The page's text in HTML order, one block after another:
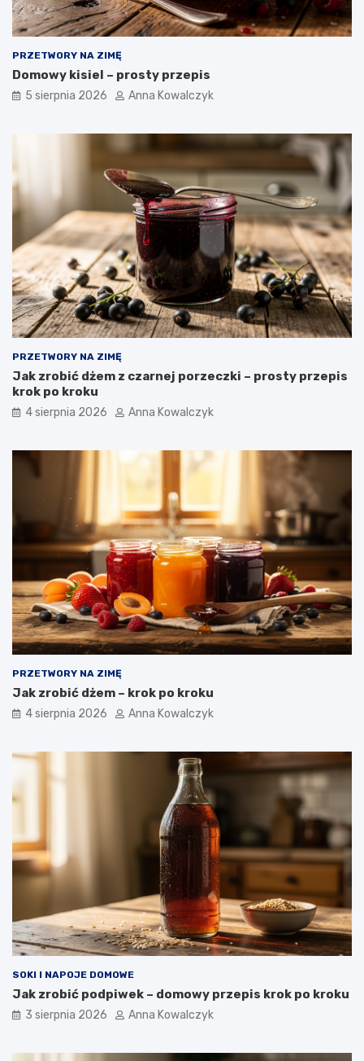
PRZETWORY NA ZIMĘ
Domowy kisiel – prosty przepis
5 sierpnia 2026 Anna Kowalczyk
PRZETWORY NA ZIMĘ
Jak zrobić dżem z czarnej porzeczki – prosty przepis
krok po kroku
4 sierpnia 2026 Anna Kowalczyk
PRZETWORY NA ZIMĘ
Jak zrobić dżem – krok po kroku
4 sierpnia 2026 Anna Kowalczyk
SOKI I NAPOJE DOMOWE
Jak zrobić podpiwek – domowy przepis krok po kroku
3 sierpnia 2026 Anna Kowalczyk